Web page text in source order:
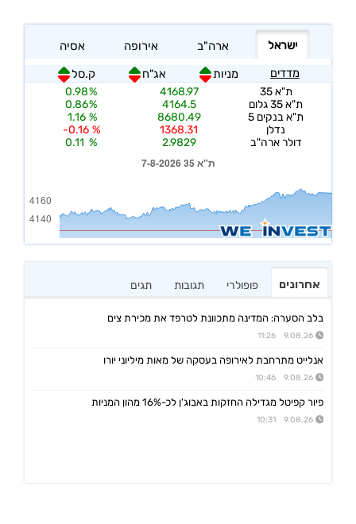
אחרונים פופולרי תגובות תגים
בלב הסערה: המדינה מתכוונת לטרפד את מכירת צים
9.08.26 11:26
אנלייט מתרחבת לאירופה בעסקה של מאות מיליוני יורו
9.08.26 10:46
פיור קפיטל מגדילה החזקות באבוג'ן לכ-16% מהון המניות
9.08.26 10:31